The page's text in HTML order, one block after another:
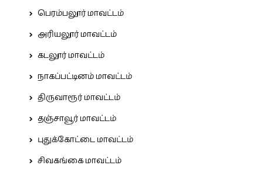
பெரம்பலூர் மாவட்டம்
அரியலூர் மாவட்டம்
கடலூர் மாவட்டம்
நாகப்பட்டினம் மாவட்டம்
திருவாரூர் மாவட்டம்
தஞ்சாவூர் மாவட்டம்
புதுக்கோட்டை மாவட்டம்
சிவகங்கை மாவட்டம்